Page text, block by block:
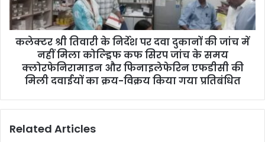
कलेक्टर श्री तिवारी के निर्देश पर दवा दुकानों की जांच में
नहीं मिला कोल्ड्रिफ कफ सिरप जांच के समय
क्लोरफेनिरामाइन और फिनाइलेफेरिन एफडीसी की
मिली दवाईयों का क्रय-विक्रय किया गया प्रतिबंधित
Related Articles